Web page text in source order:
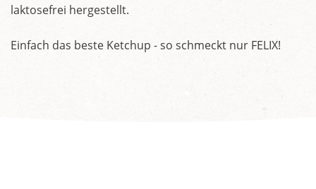
laktosefrei hergestellt.
Einfach das beste Ketchup - so schmeckt nur FELIX!